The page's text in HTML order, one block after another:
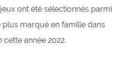
ont été sélectionnés parmi
marqué en famille dans
année 2022.